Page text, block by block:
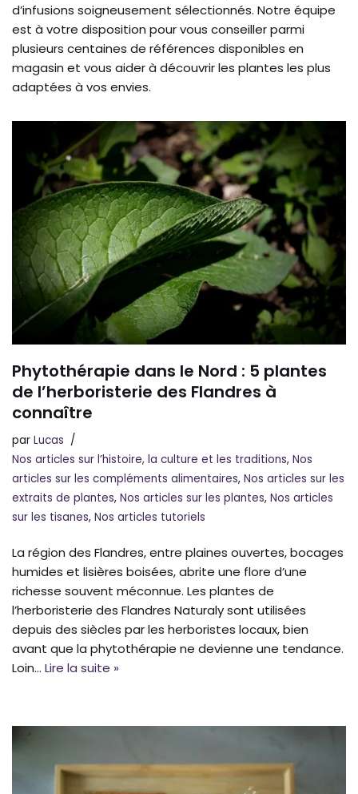
d’infusions soigneusement sélectionnés. Notre équipe
est à votre disposition pour vous conseiller parmi
plusieurs centaines de références disponibles en
magasin et vous aider à découvrir les plantes les plus
adaptées à vos envies.
Phytothérapie dans le Nord : 5 plantes
de l’herboristerie des Flandres à
connaître
par Lucas
Nos articles sur l’histoire, la culture et les traditions, Nos
articles sur les compléments alimentaires, Nos articles sur les
extraits de plantes, Nos articles sur les plantes, Nos articles
sur les tisanes, Nos articles tutoriels
La région des Flandres, entre plaines ouvertes, bocages
humides et lisières boisées, abrite une flore d’une
richesse souvent méconnue. Les plantes de
l’herboristerie des Flandres Naturaly sont utilisées
depuis des siècles par les herboristes locaux, bien
avant que la phytothérapie ne devienne une tendance.
Loin… Lire la suite »